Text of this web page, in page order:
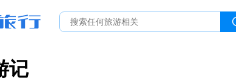
记